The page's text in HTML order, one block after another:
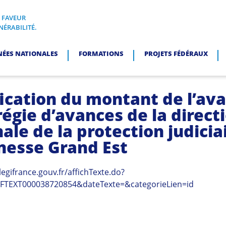
EN FAVEUR DES PERSONNES EN SITUATION DE
NATIONALES FORMATIONS PROJETS FÉDÉRAUX
du montant de
d’avances de la
de la protection
Grand Est
affichTexte.do?